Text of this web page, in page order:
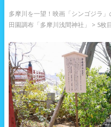
多摩川を一望！映画「シンゴジラ
田園調布「多摩川浅間神社」
> 5枚